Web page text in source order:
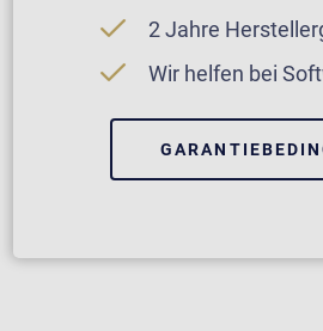
2 Jahre
Wir helfen bei